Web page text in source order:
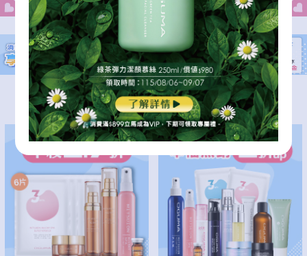
逆齡修護肌底 本檔熱銷